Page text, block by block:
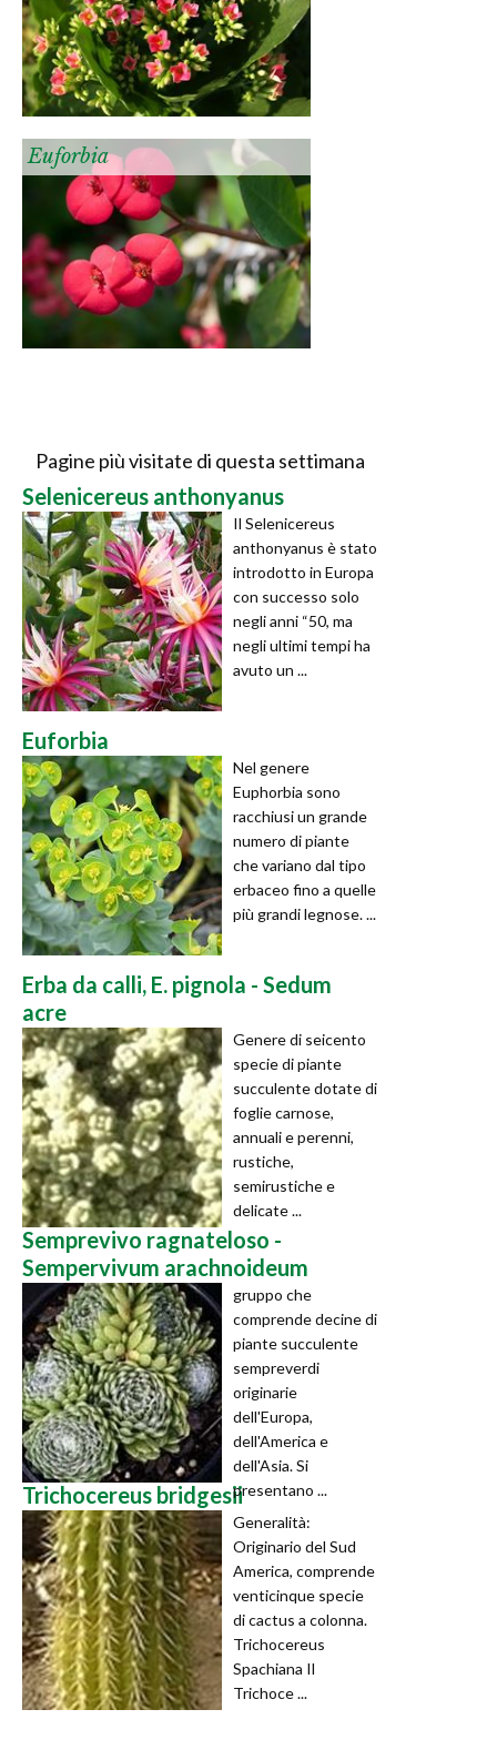
Euforbia
Pagine più visitate di questa settimana
Selenicereus anthonyanus
Il Selenicereus
anthonyanus è stato
introdotto in Europa
con successo solo
negli anni “50, ma
negli ultimi tempi ha
avuto un ...
Euforbia
Nel genere
Euphorbia sono
racchiusi un grande
numero di piante
che variano dal tipo
erbaceo fino a quelle
più grandi legnose. ...
Erba da calli, E. pignola - Sedum
acre
Genere di seicento
specie di piante
succulente dotate di
foglie carnose,
annuali e perenni,
rustiche,
semirustiche e
delicate ...
Semprevivo ragnateloso -
Sempervivum arachnoideum
gruppo che
comprende decine di
piante succulente
sempreverdi
originarie
dell'Europa,
dell'America e
dell'Asia. Si
presentano ...
Trichocereus bridgesii
Generalità:
Originario del Sud
America, comprende
venticinque specie
di cactus a colonna.
Trichocereus
Spachiana Il
Trichoce ...